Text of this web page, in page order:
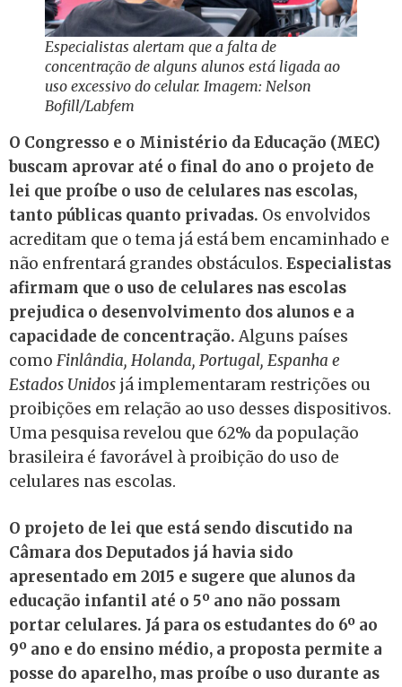
Especialistas alertam que a falta de
concentração de alguns alunos está ligada ao
uso excessivo do celular. Imagem: Nelson
Bofill/Labfem
O Congresso e o Ministério da Educação (MEC)
buscam aprovar até o final do ano o projeto de
lei que proíbe o uso de celulares nas escolas,
tanto públicas quanto privadas. Os envolvidos
acreditam que o tema já está bem encaminhado e
não enfrentará grandes obstáculos. Especialistas
afirmam que o uso de celulares nas escolas
prejudica o desenvolvimento dos alunos e a
capacidade de concentração. Alguns países
como Finlândia, Holanda, Portugal, Espanha e
Estados Unidos já implementaram restrições ou
proibições em relação ao uso desses dispositivos.
Uma pesquisa revelou que 62% da população
brasileira é favorável à proibição do uso de
celulares nas escolas.
O projeto de lei que está sendo discutido na
Câmara dos Deputados já havia sido
apresentado em 2015 e sugere que alunos da
educação infantil até o 5º ano não possam
portar celulares. Já para os estudantes do 6º ao
9º ano e do ensino médio, a proposta permite a
posse do aparelho, mas proíbe o uso durante as